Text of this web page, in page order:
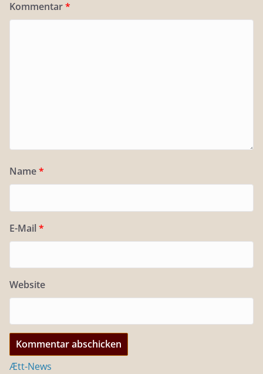
Kommentar*
Name*
E-Mail *
Website
Ætt-News